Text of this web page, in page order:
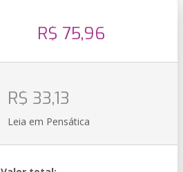
R$ 75,96
R$ 33,13
Leia em Pensática